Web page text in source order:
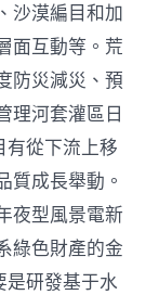
沙漠編目和加
面互動等。荒
防災減災、預
理河套灌區日
有從下流上移
質成長舉動。
夜型風景電新
綠色財產的金
是研發基于水